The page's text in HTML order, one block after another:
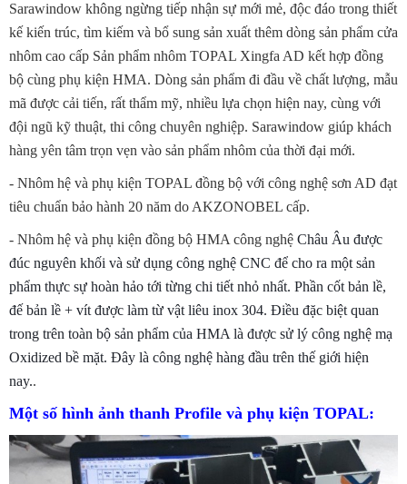
Sarawindow không ngừng tiếp nhận sự mới mẻ, độc đáo trong thiết
kế kiến trúc, tìm kiếm và bổ sung sản xuất thêm dòng sản phẩm cửa
nhôm cao cấp Sản phẩm nhôm TOPAL Xingfa AD kết hợp đồng
bộ cùng phụ kiện HMA. Dòng sản phẩm đi đầu về chất lượng, mẫu
mã được cải tiến, rất thẩm mỹ, nhiều lựa chọn hiện nay, cùng với
đội ngũ kỹ thuật, thi công chuyên nghiệp. Sarawindow giúp khách
hàng yên tâm trọn vẹn vào sản phẩm nhôm của thời đại mới.
- Nhôm hệ và phụ kiện TOPAL đồng bộ với công nghệ sơn AD đạt
tiêu chuẩn bảo hành 20 năm do AKZONOBEL cấp.
- Nhôm hệ và phụ kiện đồng bộ HMA công nghệ Châu Âu được
đúc nguyên khối và sử dụng công nghệ CNC để cho ra một sản
phẩm thực sự hoàn hảo tới từng chi tiết nhỏ nhất. Phần cốt bản lề,
đế bản lề + vít được làm từ vật liêu inox 304. Điều đặc biệt quan
trong trên toàn bộ sản phẩm của HMA là được sử lý công nghệ mạ
Oxidized bề mặt. Đây là công nghệ hàng đầu trên thế giới hiện
nay..
Một số hình ảnh thanh Profile và phụ kiện TOPAL: